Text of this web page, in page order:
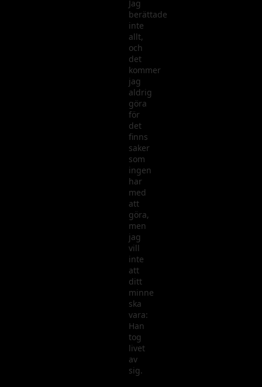
Jag
berättade
inte
allt,
och
det
kommer
jag
aldrig
göra
för
det
finns
saker
som
ingen
har
med
att
göra,
men
jag
vill
inte
att
ditt
minne
ska
vara:
Han
tog
livet
av
sig.